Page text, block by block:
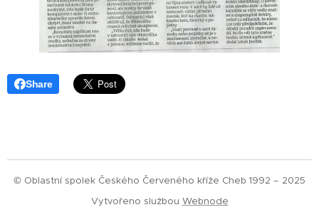
Share
© Oblastní spolek Českého Červeného kříže Cheb 1992 – 2025
Vytvořeno službou Webnode